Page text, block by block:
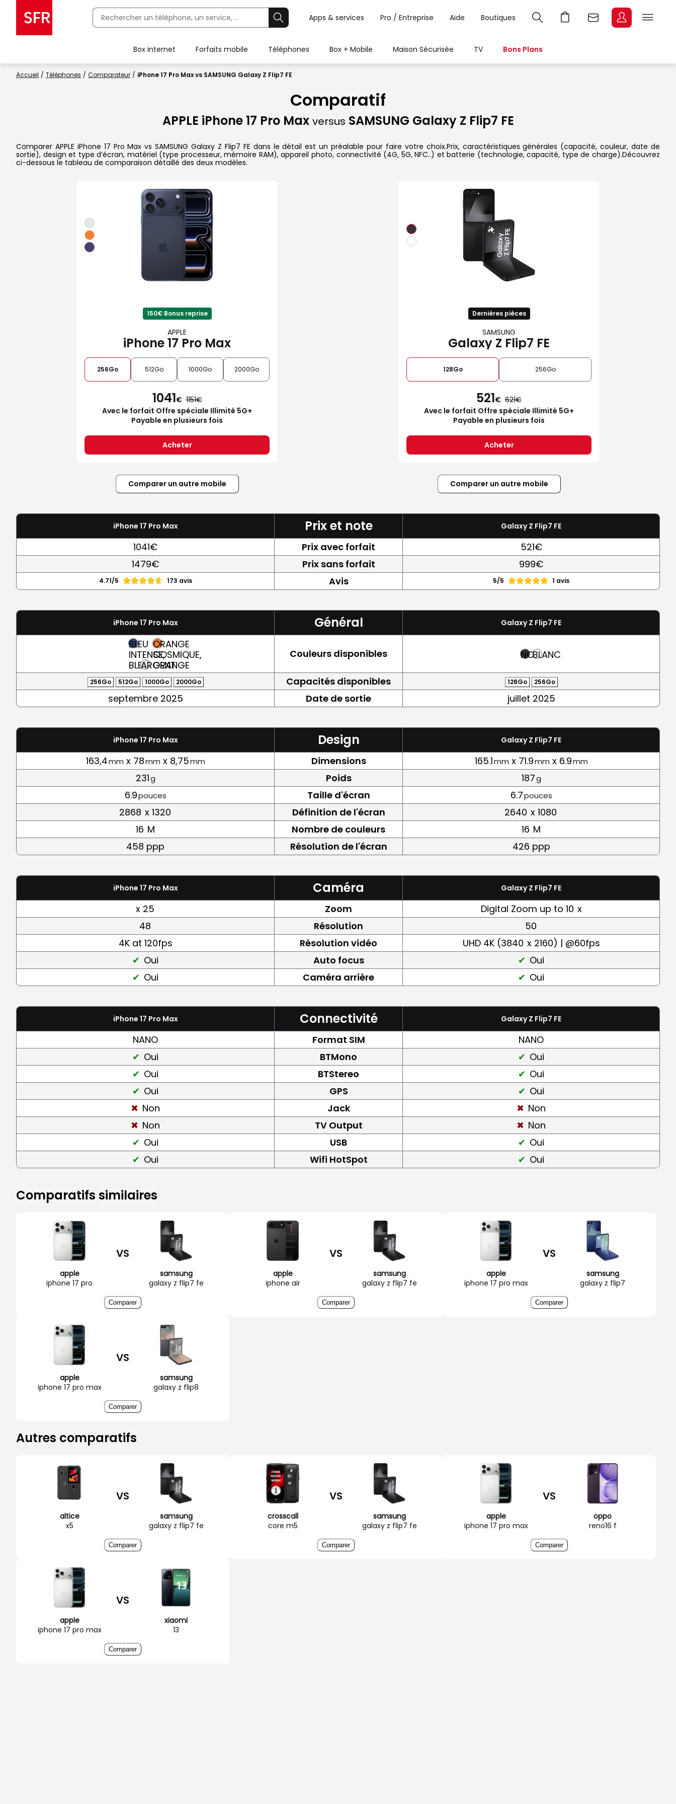
Apps & services Pro / Entreprise Aide Boutiques
Box internet Forfaits mobile Téléphones Box + Mobile Maison Sécurisée TV Bons Plans
Accueil Téléphones Comparateur iPhone 17 Pro Max vs SAMSUNG Galaxy Z Flip7 FE
Comparatif
APPLE iPhone 17 Pro Max versus SAMSUNG Galaxy Z Flip7 FE
Comparer APPLE iPhone 17 Pro Max vs SAMSUNG Galaxy Z Flip7 FE dans le détail est un préalable pour faire votre choix.Prix, caractéristiques générales (capacité, couleur, date de
sortie), design et type d’écran, matériel (type processeur, mémoire RAM), appareil photo, connectivité (4G, 5G, NFC..) et batterie (technologie, capacité, type de charge).Découvrez
ci-dessous le tableau de comparaison détaillé des deux modèles.
150€ Bonus reprise
APPLE
iPhone 17 Pro Max
256Go 512Go 1000Go 2000Go
1041€ 1151
Avec le forfait Offre spéciale Illimité 5G+
Payable en plusieurs fois
Acheter
Dernières pièces
SAMSUNG
Galaxy Z Flip7 FE
128Go 256Go
521€ 621
Avec le forfait Offre spéciale Illimité 5G+
Payable en plusieurs fois
Acheter
Comparer un autre mobile Comparer un autre mobile
iPhone 17 Pro Max Prix et note Galaxy Z Flip7 FE
1041€ Prix avec forfait
521€
1479€
Prix sans forfait 999€
4.71/5 173 avis Avis 5/5 1 avis
iPhone 17 Pro Max Général Galaxy Z Flip7 FE
BLEU
INTENSE,
BLEUARGENT
ORANGE
COSMIQUE,
ORANGE
Couleurs disponibles NOIRBLANC
256Go 512Go 1000Go 2000Go Capacités disponibles 128Go 256Go
septembre 2025 Date de sortie juillet 2025
iPhone 17 Pro Max Design Galaxy Z Flip7 FE
163,4mm x 78mm x 8,75mm Dimensions 165.1mm x 71.9mm x 6.9mm
231g Poids 187g
6.9pouces Taille d'écran 6.7pouces
2868 x 1320 Définition de l'écran 2640 x 1080
16 M Nombre de couleurs 16 M
458 ppp
Résolution de l'écran 426 ppp
iPhone 17 Pro Max Caméra Galaxy Z Flip7 FE
x 25 Zoom Digital Zoom up to 10 x
48
Résolution
50
4K at 120fps
Résolution vidéo UHD 4K (3840 x 2160) | @60fps
Oui
Auto focus
Oui
Oui
Caméra arrière Oui
iPhone 17 Pro Max Connectivité Galaxy Z Flip7 FE
NANO Format SIM
NANO
Oui
BTMono
Oui
Oui
BTStereo
Oui
Oui
GPS
Oui
Non
Jack
Non
Non
TV Output
Non
Oui
USB
Oui
Oui
Wifi HotSpot Oui
Comparatifs similaires
apple
iphone 17 pro
VS
samsung
galaxy z flip7 fe
Comparer
apple
iphone air
VS
samsung
galaxy z flip7 fe
Comparer
apple
iphone 17 pro max
VS
samsung
galaxy z flip7
Comparer
apple
iphone 17 pro max
VS
samsung
galaxy z flip8
Comparer
Autres comparatifs
altice
x5
VS
samsung
galaxy z flip7 fe
Comparer
crosscall
core m5
VS
samsung
galaxy z flip7 fe
Comparer
apple
iphone 17 pro max
VS
oppo
reno16 f
Comparer
apple
iphone 17 pro max
VS
xiaomi
13
Comparer